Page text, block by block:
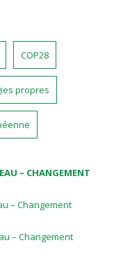
COP28
propres
– CHANGEMENT
– Changement
– Changement